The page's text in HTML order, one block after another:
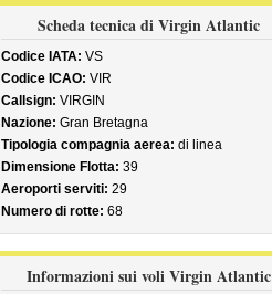
Scheda tecnica di Virgin Atlantic
Codice IATA: VS
Codice ICAO: VIR
Callsign: VIRGIN
Nazione: Gran Bretagna
Tipologia compagnia aerea: di linea
Dimensione Flotta: 39
Aeroporti serviti: 29
Numero di rotte: 68
Informazioni sui voli Virgin Atlantic